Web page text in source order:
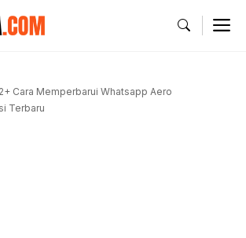
2+ Cara Memperbarui Whatsapp Aero
Terbaru